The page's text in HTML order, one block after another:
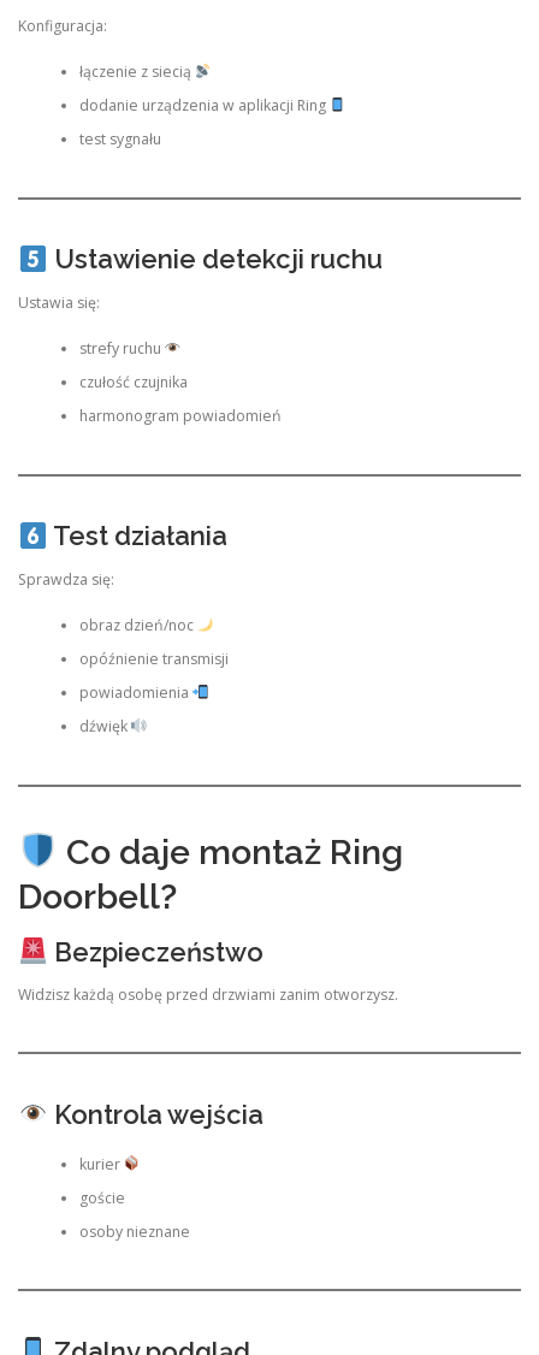
Konfiguracja:
łączenie z siecią
dodanie urządzenia w aplikacji Ring
test sygnału
Ustawienie detekcji ruchu
Ustawia się:
strefy ruchu
czułość czujnika
harmonogram powiadomień
Test działania
Sprawdza się:
obraz dzień/noc
opóźnienie transmisji
powiadomienia
dźwięk
Co daje montaż Ring
Doorbell?
Bezpieczeństwo
Widzisz każdą osobę przed drzwiami zanim otworzysz.
Kontrola wejścia
kurier
goście
osoby nieznane